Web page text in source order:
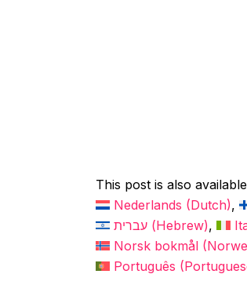
This post is also
Nederlands (Dutch)
עברית(Hebrew)
Norsk bokmål(
Português (